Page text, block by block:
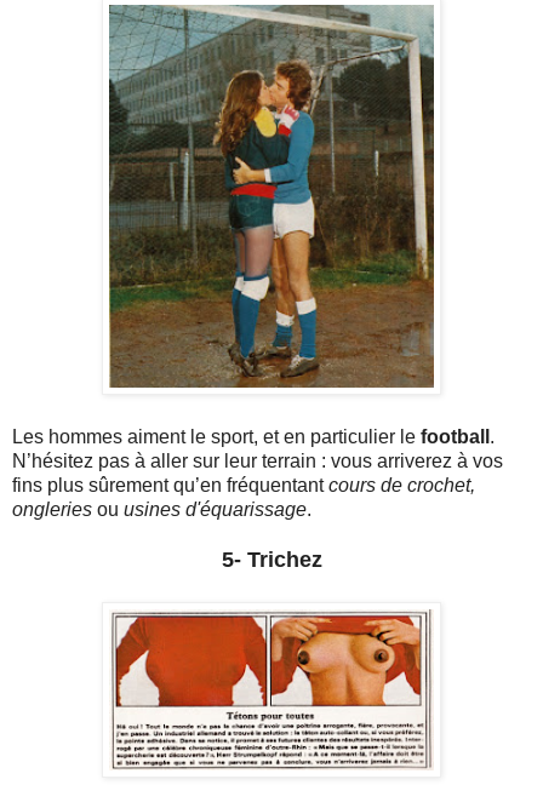
Les hommes aiment le sport, et en particulier le football .
N’hésitez pas à aller sur leur terrain : vous arriverez à vos
fins plus sûrement qu’en fréquentantcours de crochet,
ongleries ou usines d'équarissage.
5- Trichez